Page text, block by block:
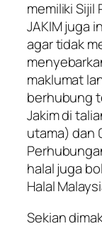
memiliki Sijil
JAKIM juga
agar tidak
maklumat
berhubung
Jakim di
utama) dan
halal juga
Halal
Sekian